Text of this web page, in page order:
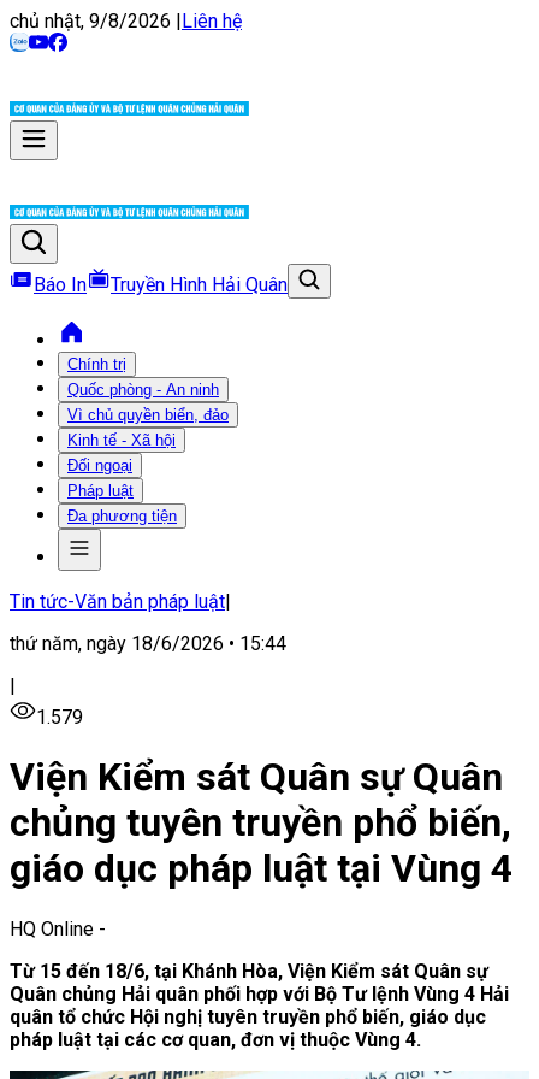
chủ nhật, 9/8/2026 |Liên hệ
Báo In Truyền Hình Hải Quân
Chính trị
Quốc phòng - An ninh
Vì chủ quyền biển, đảo
Kinh tế - Xã hội
Đối ngoại
Pháp luật
Đa phương tiện
Tin tức-Văn bản pháp luật|
thứ năm, ngày 18/6/2026 • 15:44
|
1.579
Viện Kiểm sát Quân sự Quân
chủng tuyên truyền phổ biến,
giáo dục pháp luật tại Vùng 4
HQ Online -
Từ 15 đến 18/6, tại Khánh Hòa, Viện Kiểm sát Quân sự
Quân chủng Hải quân phối hợp với Bộ Tư lệnh Vùng 4 Hải
quân tổ chức Hội nghị tuyên truyền phổ biến, giáo dục
pháp luật tại các cơ quan, đơn vị thuộc Vùng 4.